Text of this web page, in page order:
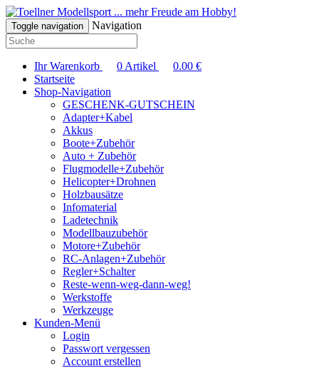
... mehr Freude am Hobby!
Toggle navigation Navigation
Ihr Warenkorb 0 Artikel 0.00 €
Startseite
Shop-Navigation
GESCHENK-GUTSCHEIN
Adapter+Kabel
Akkus
Boote+Zubehör
Auto + Zubehör
Flugmodelle+Zubehör
Helicopter+Drohnen
Holzbausätze
Infomaterial
Ladetechnik
Modellbauzubehör
Motore+Zubehör
RC-Anlagen+Zubehör
Regler+Schalter
Reste-wenn-weg-dann-weg!
Werkstoffe
Werkzeuge
Kunden-Menü
Login
Passwort vergessen
Account erstellen